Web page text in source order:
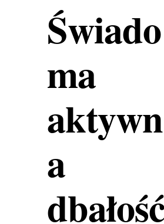
Świado
ma
aktywn
a
dbałość